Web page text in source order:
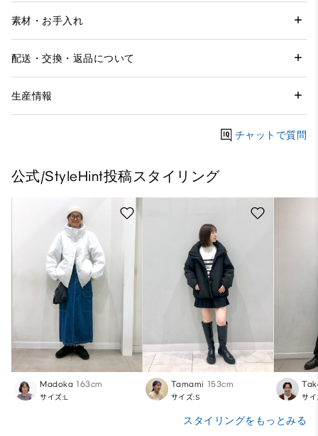
素材・お手入れ
配送・交換・返品について
生産情報
チャットで質問
公式/StyleHint投稿スタイリング
Madoka 163cm
サイズ:L
Tamami 153cm
サイズ:S サ
スタイリングをもっとみる